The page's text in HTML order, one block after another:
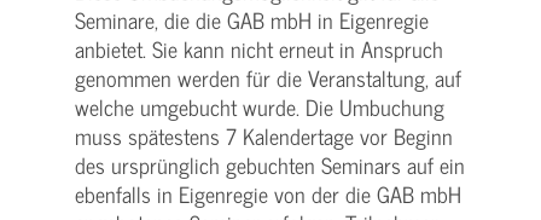
Seminare, die die GAB mbH in Eigenregie
anbietet. Sie kann nicht erneut in Anspruch
genommen werden für die Veranstaltung, auf
welche umgebucht wurde. Die Umbuchung
muss spätestens 7 Kalendertage vor Beginn
des ursprünglich gebuchten Seminars auf ein
ebenfalls in Eigenregie von der die GAB mbH